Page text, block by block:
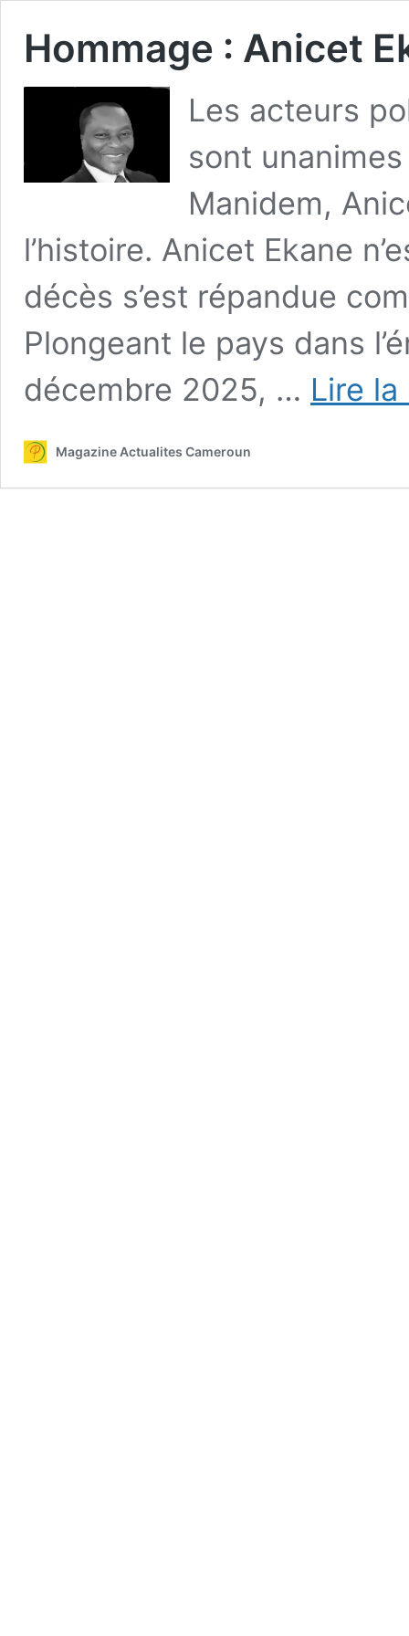
Hommage : Anicet
Les acteurs
sont
Manidem,
l’histoire. Anicet Ekane
décès s’est répandue
Plongeant le pays dans
décembre 2025, … Lire
Magazine Actualites Cameroun